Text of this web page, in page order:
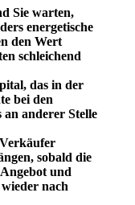
Sie warten,
energetische
den Wert
schleichend
das in der
bei den
an anderer Stelle
sobald die
und
nach